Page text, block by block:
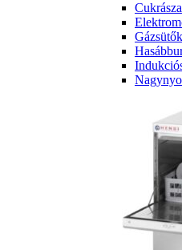
Gázsütők